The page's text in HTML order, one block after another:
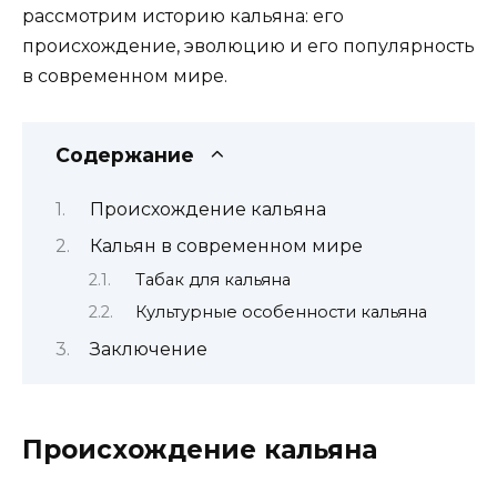
рассмотрим историю кальяна: его
происхождение, эволюцию и его популярность
в современном мире.
Содержание
Происхождение кальяна
Кальян в современном мире
Табак для кальяна
Культурные особенности кальяна
Заключение
Происхождение кальяна